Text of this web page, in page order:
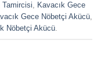
Tamircisi, Kavacık Gece
Gece Nöbetçi Akücü,
Nöbetçi Akücü.